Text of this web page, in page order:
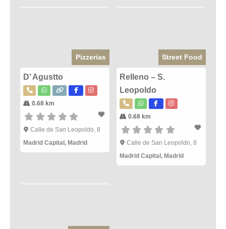
Pizzerias
D’ Agustto
0.68 km
Calle de San Leopoldo, 8
Madrid Capital , Madrid
Street Food
Relleno – S.
Leopoldo
0.68 km
Calle de San Leopoldo, 8
Madrid Capital , Madrid